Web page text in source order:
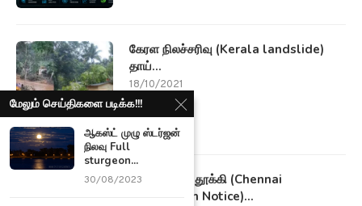
கேரள நிலச்சரிவு (Kerala landslide)
தாய்...
18/10/2021
குப்பைகளை தூக்கி (Chennai
Corporation Notice)...
மேலும் செய்திகளை படிக்க!!!
ஆகஸ்ட் முழு ஸ்டர்ஜன்
நிலவு Full
sturgeon...
30/08/2023